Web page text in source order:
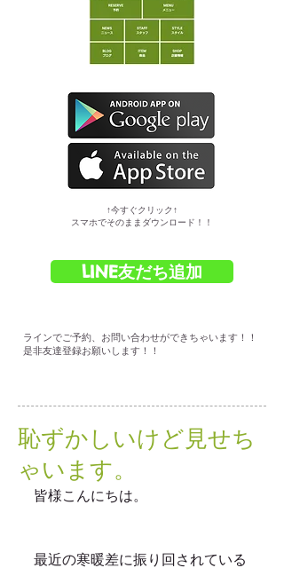
​↑今すぐクリック↑
スマホでそのままダウンロード！！
LINE友だち追加
ラインでご予約、お問い合わせができちゃいます！！
是非友達登録お願いします！！
恥ずかしいけど見せち
ゃいます。
皆様こんにちは。
最近の寒暖差に振り回されている